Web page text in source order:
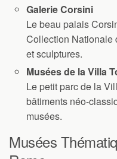
Galerie Corsini
Le beau palais
Collection Nationale
et sculptures.
Musées de la Villa
Le petit parc de la
bâtiments néo-
musées.
Musées